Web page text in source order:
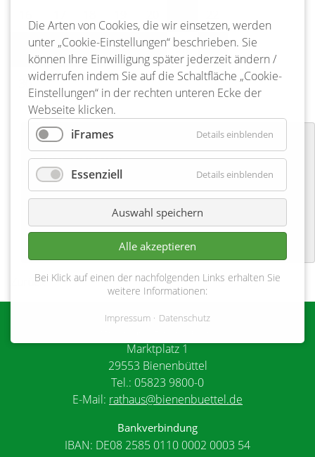
23 24 25 26 27 28 29
30
Laternenumzug Freiwillige Feuerwehr
Hohenbostel
28-10-2023
Zurück
Marktplatz 1
29553 Bienenbüttel
Tel.: 05823 9800-0
E-Mail: rathaus@bienenbuettel.de
Bankverbindung
IBAN: DE08 2585 0110 0002 0003 54
Die Arten von Cookies, die wir einsetzen, werden
unter „Cookie-Einstellungen“ beschrieben. Sie
können Ihre Einwilligung später jederzeit ändern /
widerrufen indem Sie auf die Schaltfläche „Cookie-
Einstellungen“ in der rechten unteren Ecke der
Webseite klicken.
iFrames
Details einblenden
Essenziell Details einblenden
Auswahl speichern
Alle akzeptieren
Bei Klick auf einen der nachfolgenden Links erhalten Sie
weitere Informationen:
Impressum Datenschutz